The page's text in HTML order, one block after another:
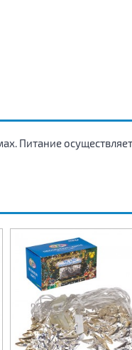
Питание